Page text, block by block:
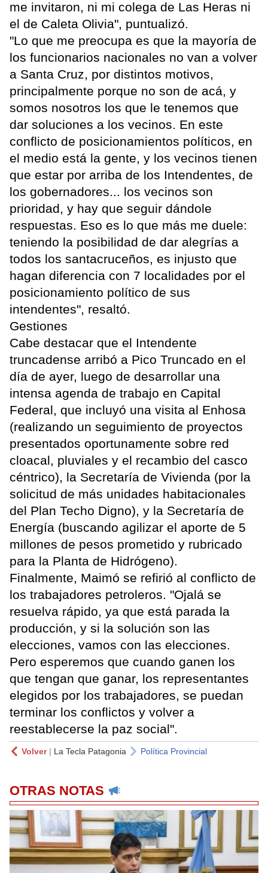
me invitaron, ni mi colega de Las Heras ni
el de Caleta Olivia", puntualizó.
"Lo que me preocupa es que la mayoría de
los funcionarios nacionales no van a volver
a Santa Cruz, por distintos motivos,
principalmente porque no son de acá, y
somos nosotros los que le tenemos que
dar soluciones a los vecinos. En este
conflicto de posicionamientos políticos, en
el medio está la gente, y los vecinos tienen
que estar por arriba de los Intendentes, de
los gobernadores... los vecinos son
prioridad, y hay que seguir dándole
respuestas. Eso es lo que más me duele:
teniendo la posibilidad de dar alegrías a
todos los santacruceños, es injusto que
hagan diferencia con 7 localidades por el
posicionamiento político de sus
intendentes", resaltó.
Gestiones
Cabe destacar que el Intendente
truncadense arribó a Pico Truncado en el
día de ayer, luego de desarrollar una
intensa agenda de trabajo en Capital
Federal, que incluyó una visita al Enhosa
(realizando un seguimiento de proyectos
presentados oportunamente sobre red
cloacal, pluviales y el recambio del casco
céntrico), la Secretaría de Vivienda (por la
solicitud de más unidades habitacionales
del Plan Techo Digno), y la Secretaría de
Energía (buscando agilizar el aporte de 5
millones de pesos prometido y rubricado
para la Planta de Hidrógeno).
Finalmente, Maimó se refirió al conflicto de
los trabajadores petroleros. "Ojalá se
resuelva rápido, ya que está parada la
producción, y si la solución son las
elecciones, vamos con las elecciones.
Pero esperemos que cuando ganen los
que tengan que ganar, los representantes
elegidos por los trabajadores, se puedan
terminar los conflictos y volver a
reestablecerse la paz social".
Volver| La Tecla Patagonia Política Provincial
OTRAS NOTAS